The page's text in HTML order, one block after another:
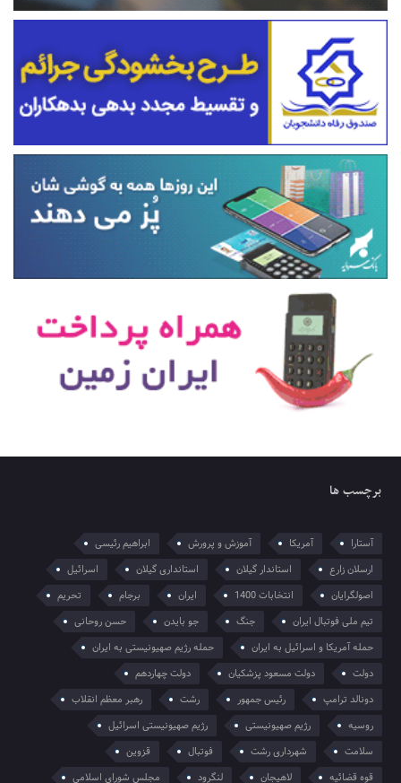
برچسب ها
آستارا آمریکا آموزش و پرورش
ابراهیم رئیسی
ارسلان زارع
استاندار گیلان استانداری گیلان
اسرائیل
اصولگرایان
انتخابات 1400 ایران برجام
تحریم
تیم ملی فوتبال ایران
جنگ جو بایدن
حسن روحانی
حمله آمریکا و اسرائیل به ایران
حمله رژیم صهیونیستی به ایران
دولت
دولت مسعود پزشکیان
دولت چهاردهم
دونالد ترامپ
رئیس جمهور رشت
رهبر معظم انقلاب
روسیه
رژیم صهیونیستی
رژیم صهیونیستی اسرائیل
سلامت
شهرداری رشت فوتبال
قزوین
قوه قضائیه
لاهیجان لنگرود مجلس شورای اسلامی